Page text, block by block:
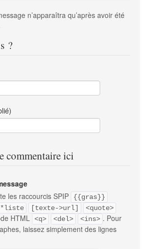
n’apparaîtra qu’après avoir été
?
commentaire ici
les raccourcis SPIP
{{gras}}
[texte->url]
<quote>
HTML <q> <del> <ins> . Pour
laissez simplement des lignes